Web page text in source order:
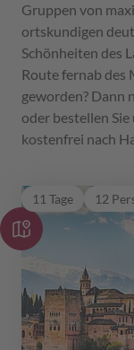
Gruppen von
ortskundigen
Schönheiten des
Route fernab des
geworden? Dann
oder bestellen Sie
kostenfrei nach
11 Tage 12
Al-Andalus
Spanien
Granada.
Nevada.